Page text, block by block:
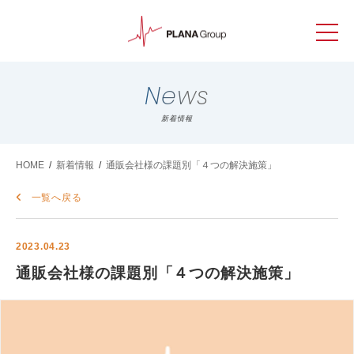
News
新着情報
HOME / 新着情報 / 通販会社様の課題別「４つの解決施策」
一覧へ戻る
2023.04.23
通販会社様の課題別「４つの解決施策」